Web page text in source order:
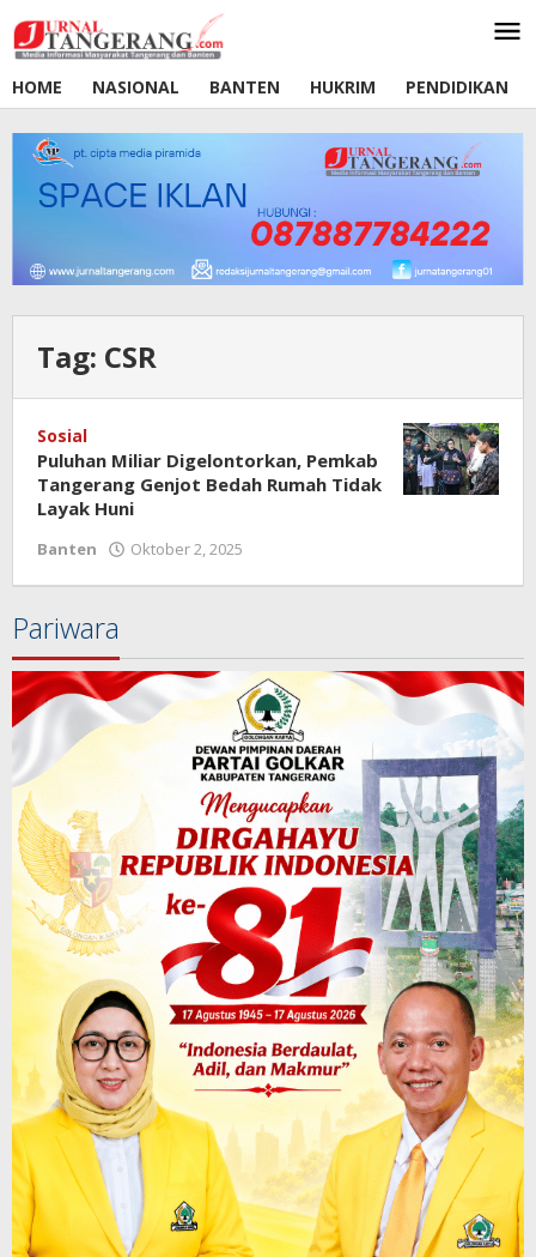
ke
konten
HOME
NASIONAL BANTEN HUKRIM PENDIDIKAN
Tag: CSR
Sosial
Puluhan Miliar Digelontorkan, Pemkab
Tangerang Genjot Bedah Rumah Tidak
Layak Huni
Banten Oktober 2, 2025
Pariwara